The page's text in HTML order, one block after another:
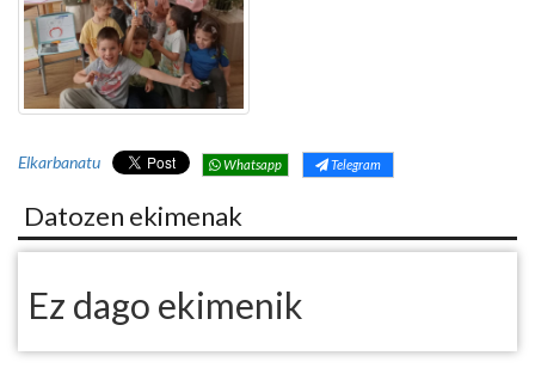
Elkarbanatu Whatsapp Telegram
Datozen ekimenak
Ez dago ekimenik